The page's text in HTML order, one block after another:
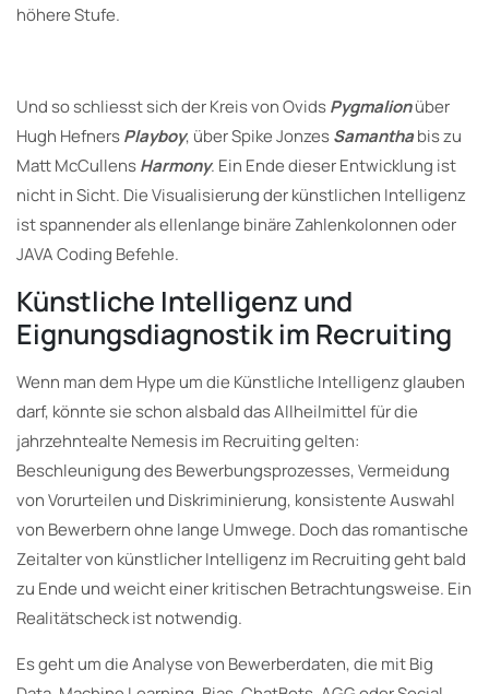
höhere Stufe.
Und so schliesst sich der Kreis von OvidsPygmalionüber
Hugh HefnersPlayboy, über Spike JonzesSamanthabis zu
Matt McCullensHarmony. Ein Ende dieser Entwicklung ist
nicht in Sicht. Die Visualisierung der künstlichen Intelligenz
ist spannender als ellenlange binäre Zahlenkolonnen oder
JAVA Coding Befehle.
Künstliche Intelligenz und
Eignungsdiagnostik im Recruiting
Wenn man dem Hype um die Künstliche Intelligenz glauben
darf, könnte sie schon alsbald das Allheilmittel für die
jahrzehntealte Nemesis im Recruiting gelten:
Beschleunigung des Bewerbungsprozesses, Vermeidung
von Vorurteilen und Diskriminierung, konsistente Auswahl
von Bewerbern ohne lange Umwege. Doch das romantische
Zeitalter von künstlicher Intelligenz im Recruiting geht bald
zu Ende und weicht einer kritischen Betrachtungsweise. Ein
Realitätscheck ist notwendig.
Es geht um die Analyse von Bewerberdaten, die mit Big